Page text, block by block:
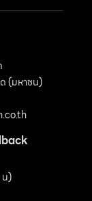
(มหาชน)
น)